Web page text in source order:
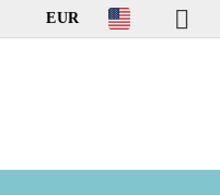
EUR